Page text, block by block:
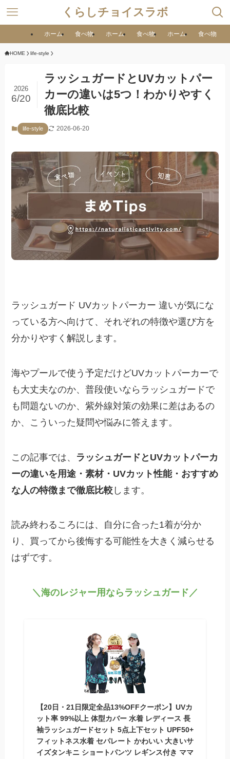
くらしチョイスラボ
ホーム 食べ物 ホーム 食べ物 ホーム 食べ物
HOME life-style
ラッシュガードとUVカットパー
カーの違いは5つ！わかりやすく
徹底比較
2026
6/20
life-style 2026-06-20
ラッシュガード UVカットパーカー 違いが気にな
っている方へ向けて、それぞれの特徴や選び方を
分かりやすく解説します。
海やプールで使う予定だけどUVカットパーカーで
も大丈夫なのか、普段使いならラッシュガードで
も問題ないのか、紫外線対策の効果に差はあるの
か、こういった疑問や悩みに答えます。
この記事では、 ラッシュガードとUVカットパーカ
ーの違いを用途・素材・UVカット性能・おすすめ
な人の特徴まで徹底比較 します。
読み終わるころには、自分に合った1着が分か
り、買ってから後悔する可能性を大きく減らせる
はずです。
＼海のレジャー用ならラッシュガード／
【20日・21日限定全品13%OFFクーポン】UVカ
ット率 99%以上 体型カバー 水着 レディース 長
袖ラッシュガードセット 5点上下セット UPF50+
フィットネス水着 セパレート かわいい 大きいサ
イズタンキニ ショートパンツ レギンス付き ママ